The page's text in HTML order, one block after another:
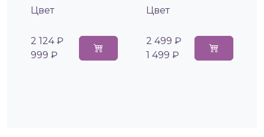
Цвет
2 124 ₽
999 ₽
Цвет
2 499 ₽
1 499 ₽